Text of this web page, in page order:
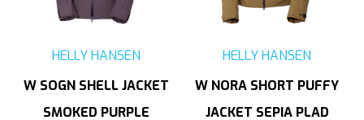
HELLY HANSEN
W SOGN SHELL JACKET
SMOKED PURPLE
HELLY HANSEN
W NORA SHORT PUFFY
JACKET SEPIA PLAD